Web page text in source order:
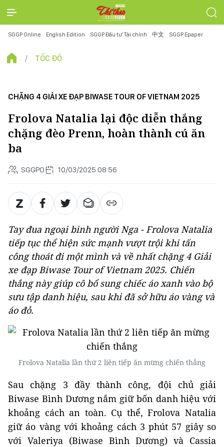
SGGP Online English Edition SGGP Đầu tư Tài chính 中文 SGGP Epaper
TỐC ĐỘ
CHẶNG 4 GIẢI XE ĐẠP BIWASE TOUR OF VIETNAM 2025
Frolova Natalia lại độc diễn thắng
chặng đèo Prenn, hoàn thành cú ăn
ba
SGGPO 10/03/2025 08:56
Tay đua ngoại binh người Nga - Frolova Natalia
tiếp tục thể hiện sức mạnh vượt trội khi tấn
công thoát đi một mình và về nhất chặng 4 Giải
xe đạp Biwase Tour of Vietnam 2025. Chiến
thắng này giúp cô bổ sung chiếc áo xanh vào bộ
sưu tập danh hiệu, sau khi đã sở hữu áo vàng và
áo đỏ.
Frolova Natalia lần thứ 2 liên tiếp ăn mừng chiến thắng
Sau chặng 3 đầy thành công, đội chủ giải
Biwase Bình Dương nắm giữ bốn danh hiệu với
khoảng cách an toàn. Cụ thể, Frolova Natalia
giữ áo vàng với khoảng cách 3 phút 57 giây so
với Valeriya (Biwase Bình Dương) và Cassia